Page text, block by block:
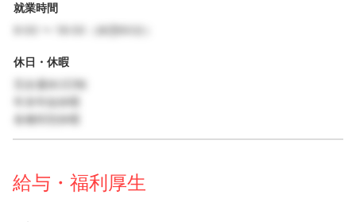
就業時間
9:00 〜 18:00（休憩60分）
休日・休暇
完全週休2日制
年末年始休暇
各種特別休暇
給与・福利厚生